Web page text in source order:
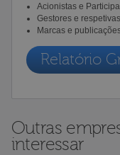
Acionistas e
Gestores e
Marcas e
Relatório
Outras
interessar